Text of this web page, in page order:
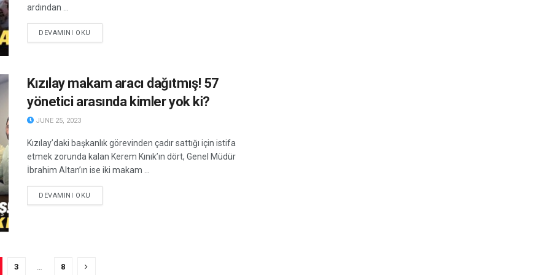
ardından ...
DEVAMINI OKU
Kızılay makam aracı dağıtmış! 57
yönetici arasında kimler yok ki?
JUNE 25, 2023
Kızılay’daki başkanlık görevinden çadır sattığı için istifa
etmek zorunda kalan Kerem Kınık’ın dört, Genel Müdür
İbrahim Altan’ın ise iki makam ...
DEVAMINI OKU
3 8